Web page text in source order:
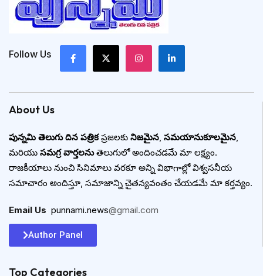
Follow Us
About Us
పున్నమి తెలుగు దిన పత్రికప్రజలకు నిజమైన, సమయానుకూలమైన,
మరియు సమగ్ర వార్తలనుతెలుగులో అందించడమే మా లక్ష్యం.
రాజకీయాలు నుంచి సినిమాలు వరకూ అన్ని విభాగాల్లో విశ్వసనీయ
సమాచారం అందిస్తూ, సమాజాన్ని చైతన్యవంతం చేయడమే మా కర్తవ్యం.
Email Us punnami.news@gmail.com
Author Panel
Top Categories​